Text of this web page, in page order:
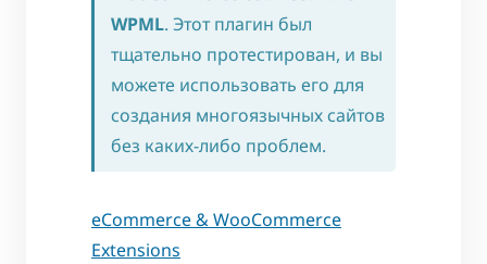
WPML. Этот плагин был
тщательно протестирован, и вы
можете использовать его для
создания многоязычных сайтов
без каких-либо проблем.
eCommerce & WooCommerce
Extensions